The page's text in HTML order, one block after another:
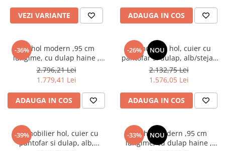
VEZI VARIANTE ADAUGA IN COS
-36%
Set hol modern ,95 cm
lungime, cu dulap haine ,
pantofar si panouri tapitate
stofa maro/ stejar sonoma,
Bortis
2.796,21 Lei
1.779,41 Lei
ADAUGA IN COS
-26% NOU
Set mobilier hol, cuier cu
pantofar si dulap, alb/stejar
sonoma, 190x140x40 cm,
Bortis Impex
2.132,75 Lei
1.576,05 Lei
ADAUGA IN COS
-39%
Set mobilier hol, cuier cu
pantofar si dulap, alb,
-33% NOU
Set hol modern ,95 cm
lungime, cu dulap haine ,